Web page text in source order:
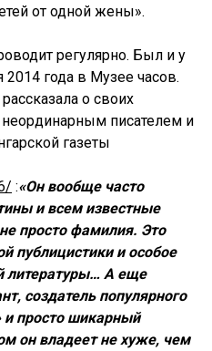
от одной жены».
регулярно. Был и у
2014 года в Музее часов.
рассказала о своих
неординарным писателем и
газеты
:«Он вообще часто
и всем известные
просто фамилия. Это
публицистики и особое
литературы… А еще
создатель популярного
и просто шикарный
он владеет не хуже, чем